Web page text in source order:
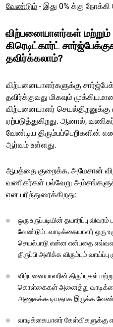
வேண்டும் - இது 0% க்கு
விற்பனையாளர்கள்
கிரெடிட்கார்ட்
தவிர்க்கலாம்?
விற்பனையாளர்களுக்கு
தவிர்க்குவது மிகவும்
விற்பனையாளர்
ஏற்படுத்துகிறது. ஆனால்,
வேண்டிய திரும்பப்பெறிகளின்
ஆர்வம் உள்ளது.
ஆபத்தை குறைக்க, அமேசான்
வணிகர்கள் பல்வேறு
என பரிந்துரைக்கிறது:
ஒரு உருப்படியின் தயாரிப்பு
வேண்டும். வாடிக்கையாளர் ஒரு
செயல்பாடு என்ன என்பதை
திருப்பி அளிக்க விரும்பும்
விற்பனையாளரின் திருப்புகள்
கொள்கைகள் அனைத்து
அணுகக்கூடியதாக இருக்க
வாடிக்கையாளர் கேள்விகளுக்கு